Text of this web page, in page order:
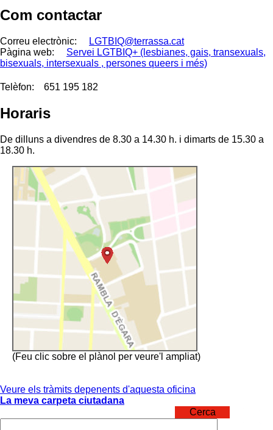
Com contactar
Correu electrònic:
LGTBIQ@terrassa.cat
Pàgina web:
Servei LGTBIQ+ (lesbianes, gais, transexuals,
bisexuals, intersexuals , persones queers i més)
Telèfon: 651 195 182
Horaris
De dilluns a divendres de 8.30 a 14.30 h. i dimarts de 15.30 a
18.30 h.
(Feu clic sobre el plànol per veure'l ampliat)
Veure els tràmits depenents d'aquesta oficina
La meva carpeta ciutadana
Cerca